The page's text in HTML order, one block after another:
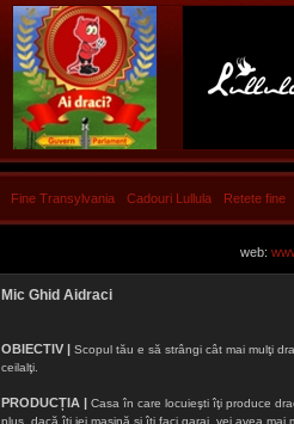
Fine Transylvania Cadouri Lullula Retete fine
web:
Mic Ghid Aidraci
OBIECTIV | Scopul tău e să strângi cât mai mulţi
ceilalţi.
PRODUCȚIA | Casa în care locuieşti îţi produce
plus, dacă îţi iei maşină şi îţi faci garaj, vei avea mai